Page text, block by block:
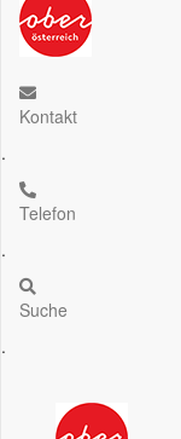
Kontakt
.
Telefon
.
Suche
.